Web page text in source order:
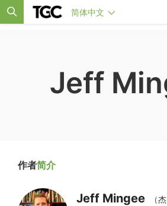
简体中文
Jeff
作者简介
Jeff Mingee
（